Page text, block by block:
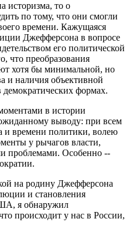
историзма, то о
по тому, что они смогли
времени. Кажущаяся
Джефферсона в вопросе
его политической
что преобразования
хотя бы минимальной, но
и наличия объективной
формах.
в истории
выводу: при всем
и времени политики, волею
у рычагов власти,
проблемами. Особенно --
на родину Джефферсона
и становления
я обнаружил
происходит у нас в России,